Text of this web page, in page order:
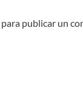
para publicar un